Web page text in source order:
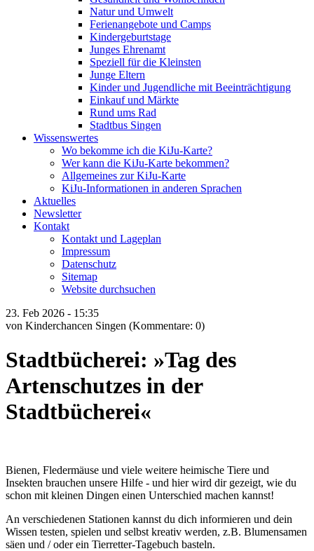
Natur und Umwelt
Ferienangebote und Camps
Kindergeburtstage
Junges Ehrenamt
Speziell für die Kleinsten
Junge Eltern
Kinder und Jugendliche mit Beeinträchtigung
Einkauf und Märkte
Rund ums Rad
Stadtbus Singen
Wissenswertes
Wo bekomme ich die KiJu-Karte?
Wer kann die KiJu-Karte bekommen?
Allgemeines zur KiJu-Karte
KiJu-Informationen in anderen Sprachen
Aktuelles
Newsletter
Kontakt
Kontakt und Lageplan
Impressum
Datenschutz
Sitemap
Website durchsuchen
23. Feb 2026 - 15:35
von Kinderchancen Singen (Kommentare: 0)
Stadtbücherei: »Tag des
Artenschutzes in der
Stadtbücherei«
Bienen, Fledermäuse und viele weitere heimische Tiere und
Insekten brauchen unsere Hilfe - und hier wird dir gezeigt, wie du
schon mit kleinen Dingen einen Unterschied machen kannst!
An verschiedenen Stationen kannst du dich informieren und dein
Wissen testen, spielen und selbst kreativ werden, z.B. Blumensamen
säen und / oder ein Tierretter-Tagebuch basteln.